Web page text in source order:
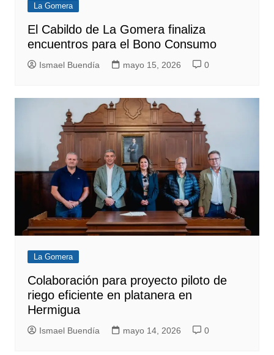
La Gomera
El Cabildo de La Gomera finaliza
encuentros para el Bono Consumo
Ismael Buendía mayo 15, 2026 0
La Gomera
Colaboración para proyecto piloto de
riego eficiente en platanera en
Hermigua
Ismael Buendía mayo 14, 2026 0